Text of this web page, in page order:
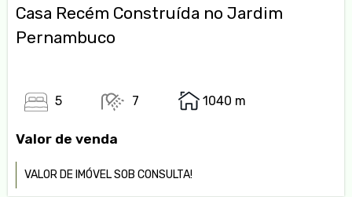
Casa Recém Construída no Jardim
Pernambuco
5 7 1040 m
Valor de venda
VALOR DE IMÓVEL SOB CONSULTA!